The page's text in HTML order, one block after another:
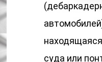
суда или